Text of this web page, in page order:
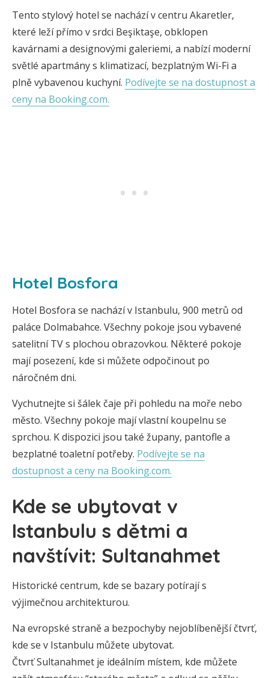
Tento stylový hotel se nachází v centru Akaretler,
které leží přímo v srdci Beşiktaşe, obklopen
kavárnami a designovými galeriemi, a nabízí moderní
světlé apartmány s klimatizací, bezplatným Wi-Fi a
plně vybavenou kuchyní. Podívejte se na dostupnost a
ceny na Booking.com.
Hotel Bosfora
Hotel Bosfora se nachází v Istanbulu, 900 metrů od
paláce Dolmabahce. Všechny pokoje jsou vybavené
satelitní TV s plochou obrazovkou. Některé pokoje
mají posezení, kde si můžete odpočinout po
náročném dni.
Vychutnejte si šálek čaje při pohledu na moře nebo
město. Všechny pokoje mají vlastní koupelnu se
sprchou. K dispozici jsou také župany, pantofle a
bezplatné toaletní potřeby. Podívejte se na
dostupnost a ceny na Booking.com.
Kde se ubytovat v
Istanbulu s dětmi a
navštívit: Sultanahmet
Historické centrum, kde se bazary potírají s
výjimečnou architekturou.
Na evropské straně a bezpochyby nejoblíbenější čtvrť,
kde se v Istanbulu můžete ubytovat.
Čtvrť Sultanahmet je ideálním místem, kde můžete